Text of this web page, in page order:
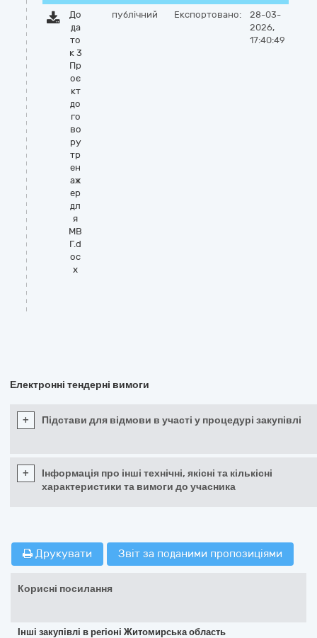
До
да
то
к 3
Пр
оє
кт
до
го
во
ру
тр
ен
аж
ер
дл
я
МВ
Г.d
oc
x
публічний Експортовано:
28-03-
2026,
17:40:49
Електронні тендерні вимоги
+ Підстави для відмови в участі у процедурі закупівлі
+
Інформація про інші технічні, якісні та кількісні
характеристики та вимоги до учасника
Друкувати Звіт за поданими пропозиціями
Корисні посилання
Інші закупівлі в регіоні Житомирська область